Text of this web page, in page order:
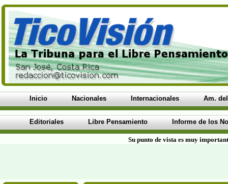
Inicio Nacionales Internacionales Am.
Editoriales Libre Pensamiento Informe de los
Su punto de vista es muy